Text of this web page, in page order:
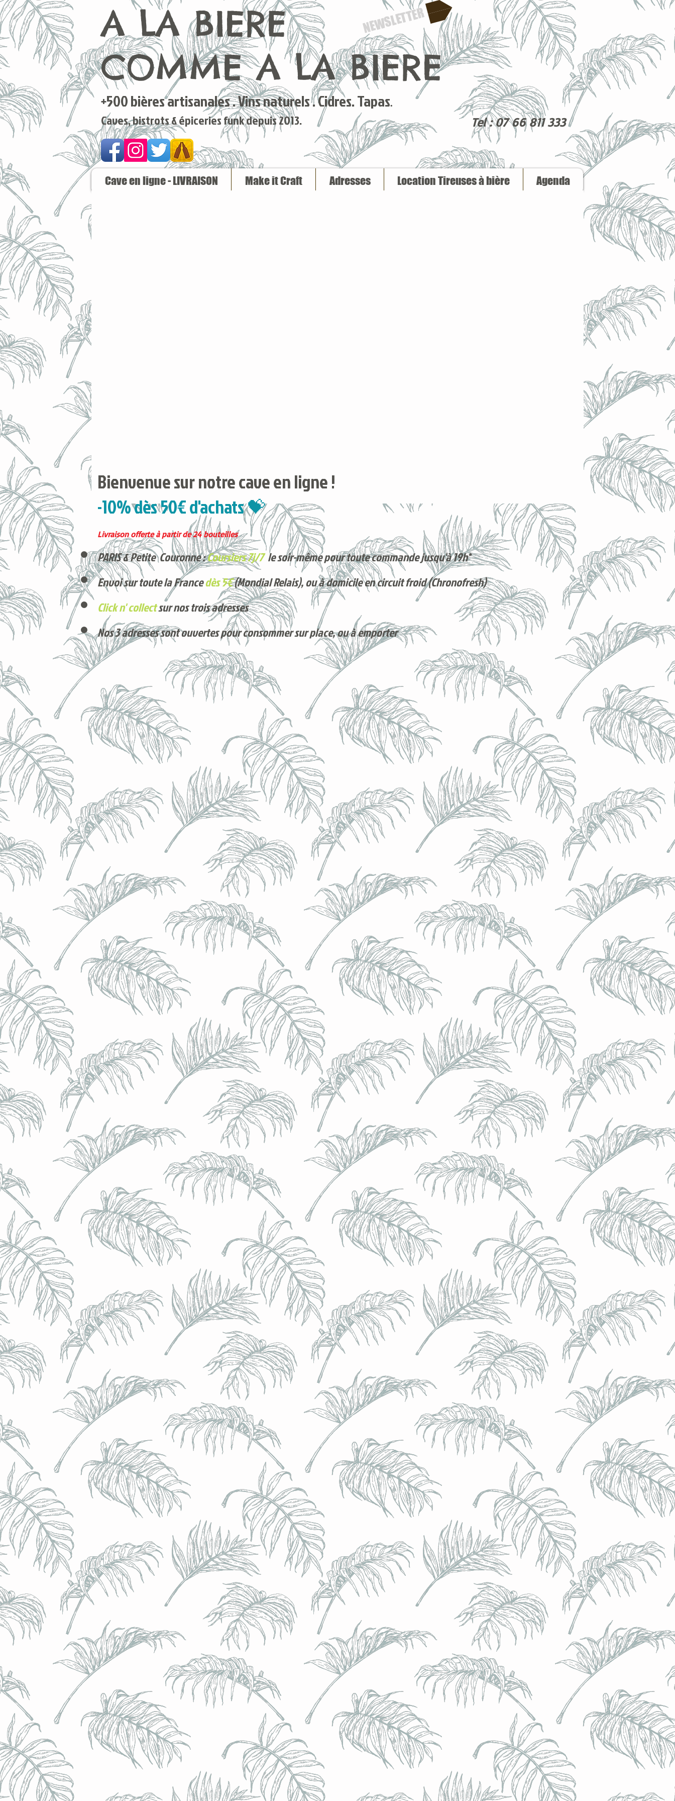
+500 bières artisanales . Vins naturels . Cidres. Tapas.
Caves, bistrots & épiceries funk depuis 2013.
A LA BIERE
COMME A LA BIERE
NEWSLETTER
Tel : 07 66 811 333
Cave en ligne - LIVRAISON Make it Craft Adresses Location Tireuses à bière Agenda
Bienvenue sur notre cave en ligne !
-10% dès 50€ d'achats 💝
Livraison offerte à partir de 24 bouteilles
PARIS & Petite Couronne :Coursiers 7j/7le soir-même pour toute commande jusqu'à 19h*
Envoi sur toute la Francedès 5€(Mondial Relais), ou à domicile en circuit froid (Chronofresh)
Click n' collectsur nos trois adresses
Nos 3 adresses sont ouvertes pour consommer sur place, ou à emporter
Voici nos derniers arrivages !
Produits phares
BRULO (UK) - King For A Day NEIPA - (Sans Alcool) - 0,5% - Canette 33cl
BRULO (UK) - King For A Day NEIPA - (Sans Alcool) - 0,5% - Canette 33cl
Achat immédiat